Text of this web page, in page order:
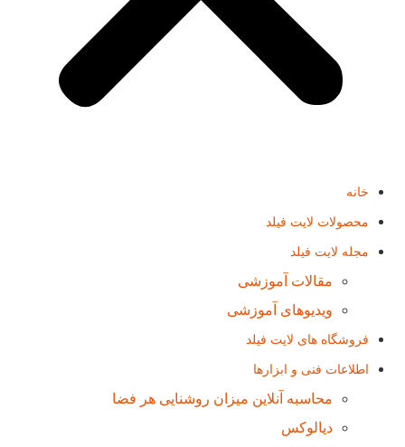
خانه
محصولات لایت فیلد
مجله لایت فیلد
مقالات آموزشی
ویدیوهای آموزشی
فروشگاه های لایت فیلد
اطلاعات فنی و ابزارها
محاسبه آنلاین میزان روشنایی هر فضا
دیالوکس